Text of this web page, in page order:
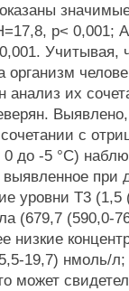
р< 0,001;
Учитывая,
их
с
0 до -5 °С)
при
уровни Т3 (1,5
(679,7 (590,0-
низкие
19,7) нмоль/
может